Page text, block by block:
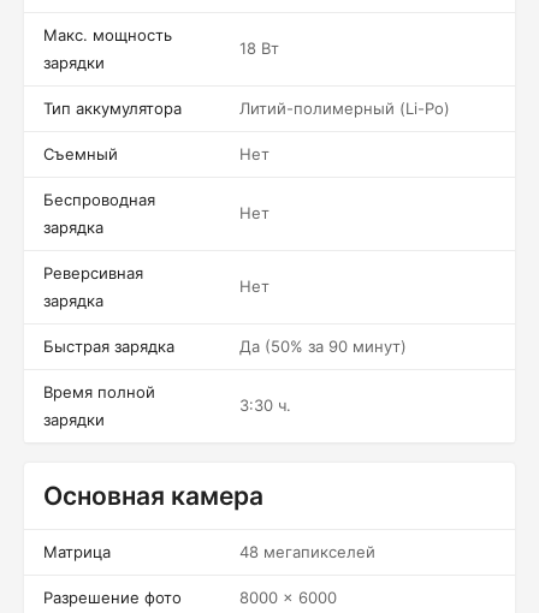
Макс. мощность
зарядки
18 Вт
Тип аккумулятора Литий-полимерный (Li-Po)
Съемный Нет
Беспроводная
зарядка
Нет
Реверсивная
зарядка
Нет
Быстрая зарядка Да (50% за 90 минут)
Время полной
зарядки
3:30 ч.
Основная камера
Матрица 48 мегапикселей
Разрешение фото 8000 x 6000